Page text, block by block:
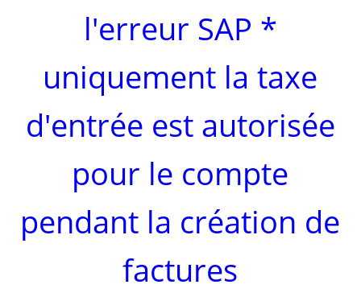
l'erreur SAP *
uniquement la taxe
d'entrée est autorisée
pour le compte
pendant la création de
factures